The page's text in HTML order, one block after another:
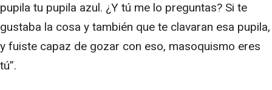
pupila tu pupila azul. ¿Y tú me lo preguntas? Si te
gustaba la cosa y también que te clavaran esa pupila,
y fuiste capaz de gozar con eso, masoquismo eres
tú”.